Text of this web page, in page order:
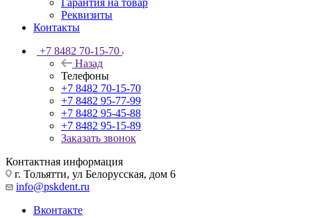
Гарантия на товар
Реквизиты
Контакты
+7 8482 70-15-70
Назад
Телефоны
+7 8482 70-15-70
+7 8482 95-77-99
+7 8482 95-45-88
+7 8482 95-15-89
Заказать звонок
Контактная информация
г. Тольятти, ул Белорусская, дом 6
info@pskdent.ru
Вконтакте